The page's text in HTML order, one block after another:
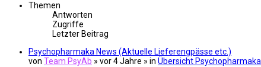
Themen
Antworten
Zugriffe
Letzter Beitrag
Psychopharmaka News (Aktuelle Lieferengpässe etc.)
von Team PsyAb » vor 4 Jahre » in Übersicht Psychopharmaka